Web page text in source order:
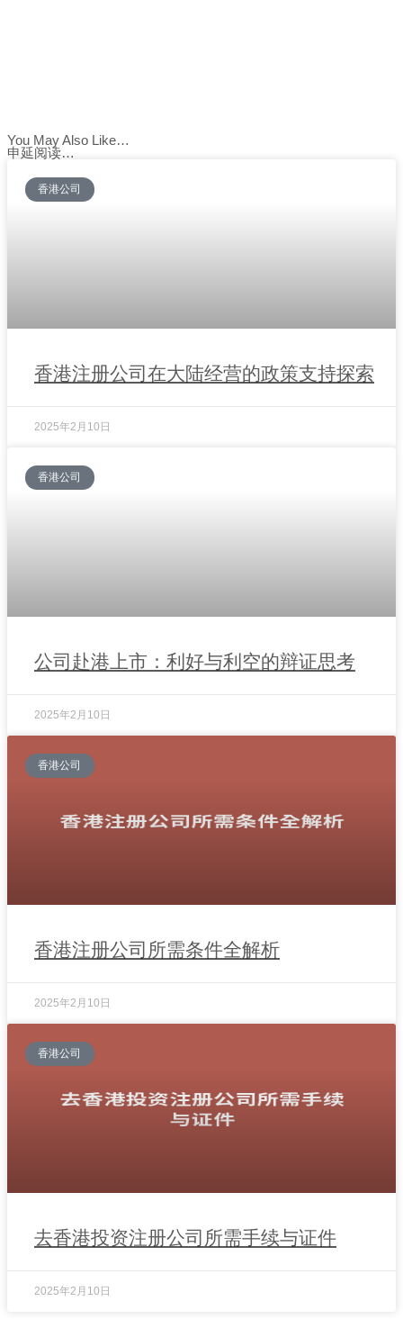
You May Also Like…
申延阅读…
香港公司
香港注册公司在大陆经营的政策支持探索
2025年2月10日
香港公司
公司赴港上市：利好与利空的辩证思考
2025年2月10日
香港公司
香港注册公司所需条件全解析
2025年2月10日
香港公司
去香港投资注册公司所需手续与证件
2025年2月10日